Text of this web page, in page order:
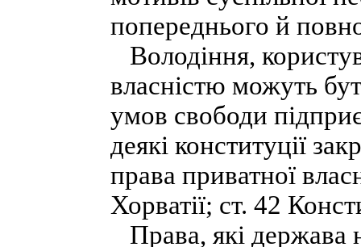
попереднього й
Володіння,
власністю можуть
умов свободи
деякі конституції
права приватної
Хорватії; ст. 42
Права, які держава